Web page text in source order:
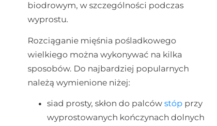
biodrowym, w szczególności podczas
wyprostu.
Rozciąganie mięśnia pośladkowego
wielkiego można wykonywać na kilka
sposobów. Do najbardziej popularnych
należą wymienione niżej:
siad prosty, skłon do palców stóp przy
wyprostowanych kończynach dolnych